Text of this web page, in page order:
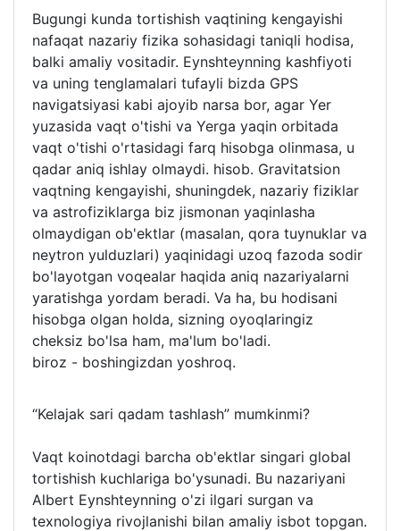
Bugungi kunda tortishish vaqtining kengayishi
nafaqat nazariy fizika sohasidagi taniqli hodisa,
balki amaliy vositadir. Eynshteynning kashfiyoti
va uning tenglamalari tufayli bizda GPS
navigatsiyasi kabi ajoyib narsa bor, agar Yer
yuzasida vaqt o'tishi va Yerga yaqin orbitada
vaqt o'tishi o'rtasidagi farq hisobga olinmasa, u
qadar aniq ishlay olmaydi. hisob. Gravitatsion
vaqtning kengayishi, shuningdek, nazariy fiziklar
va astrofiziklarga biz jismonan yaqinlasha
olmaydigan ob'ektlar (masalan, qora tuynuklar va
neytron yulduzlari) yaqinidagi uzoq fazoda sodir
bo'layotgan voqealar haqida aniq nazariyalarni
yaratishga yordam beradi. Va ha, bu hodisani
hisobga olgan holda, sizning oyoqlaringiz
cheksiz bo'lsa ham, ma'lum bo'ladi.
biroz - boshingizdan yoshroq.
“Kelajak sari qadam tashlash” mumkinmi?
Vaqt koinotdagi barcha ob'ektlar singari global
tortishish kuchlariga bo'ysunadi. Bu nazariyani
Albert Eynshteynning o'zi ilgari surgan va
texnologiya rivojlanishi bilan amaliy isbot topgan.